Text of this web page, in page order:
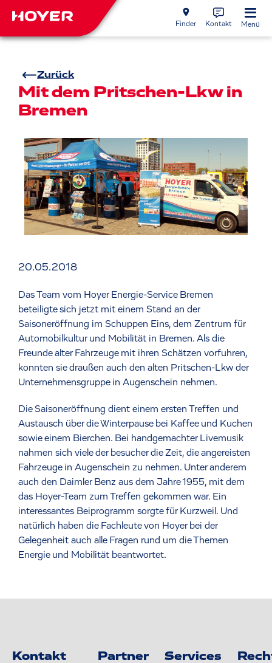
Finder Kontakt Menü
Zurück
Mit dem Pritschen-Lkw in
Bremen
20.05.2018
Das Team vom Hoyer Energie-Service Bremen
beteiligte sich jetzt mit einem Stand an der
Saisoneröffnung im Schuppen Eins, dem Zentrum für
Automobilkultur und Mobilität in Bremen. Als die
Freunde alter Fahrzeuge mit ihren Schätzen vorfuhren,
konnten sie draußen auch den alten Pritschen-Lkw der
Unternehmensgruppe in Augenschein nehmen.
Die Saisoneröffnung dient einem ersten Treffen und
Austausch über die Winterpause bei Kaffee und Kuchen
sowie einem Bierchen. Bei handgemachter Livemusik
nahmen sich viele der besucher die Zeit, die angereisten
Fahrzeuge in Augenschein zu nehmen. Unter anderem
auch den Daimler Benz aus dem Jahre 1955, mit dem
das Hoyer-Team zum Treffen gekommen war. Ein
interessantes Beiprogramm sorgte für Kurzweil. Und
natürlich haben die Fachleute von Hoyer bei der
Gelegenheit auch alle Fragen rund um die Themen
Energie und Mobilität beantwortet.
Kontakt Partner Services